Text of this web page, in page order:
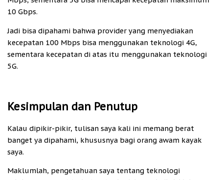
10 Gbps.
Jadi bisa dipahami bahwa provider yang menyediakan
kecepatan 100 Mbps bisa menggunakan teknologi 4G,
sementara kecepatan di atas itu menggunakan teknologi
5G.
Kesimpulan dan Penutup
Kalau dipikir-pikir, tulisan saya kali ini memang berat
banget ya dipahami, khususnya bagi orang awam kayak
saya.
Maklumlah, pengetahuan saya tentang teknologi